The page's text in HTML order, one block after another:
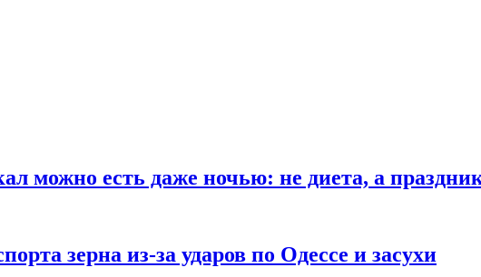
можно есть даже ночью: не диета, а
зерна из-за ударов по Одессе и засухи